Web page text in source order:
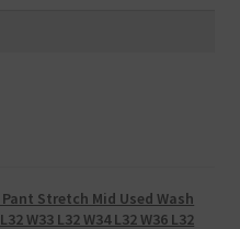
Stretch Mid Used Wash
W33 L32 W34 L32 W36 L32